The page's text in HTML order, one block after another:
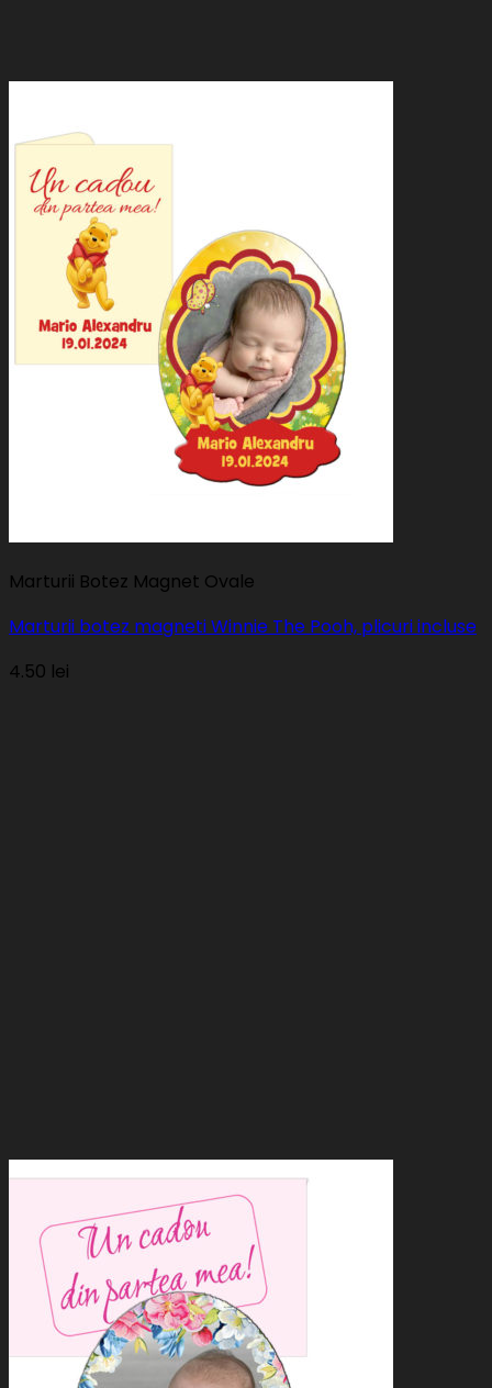
Marturii Botez Magnet Ovale
Marturii botez magneti Winnie The Pooh, plicuri incluse
4.50 lei